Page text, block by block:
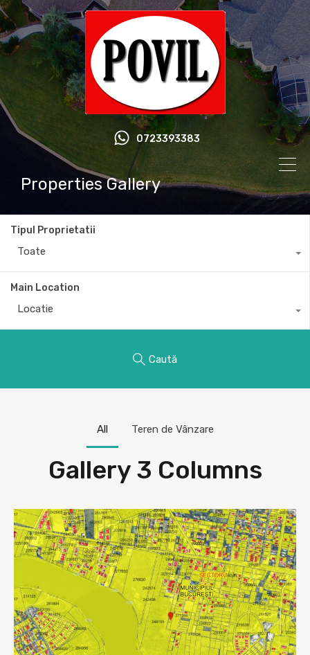
0723393383
Properties Gallery
Tipul Proprietatii
Toate
Main Location
Locatie
Caută
Gallery 3 Columns
All Teren de Vânzare